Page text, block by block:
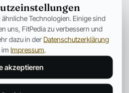
Fitness für immer
jeder über
immer häufiger unter dem
besprochen werden.
12 Min.
Technologien. Einige sind
uns, FitPedia zu verbessern und
dazu in der Datenschutzerklärung
im Impressum
akzeptieren